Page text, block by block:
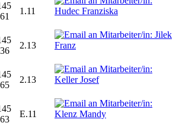
1.11
2.13
2.13
E.11